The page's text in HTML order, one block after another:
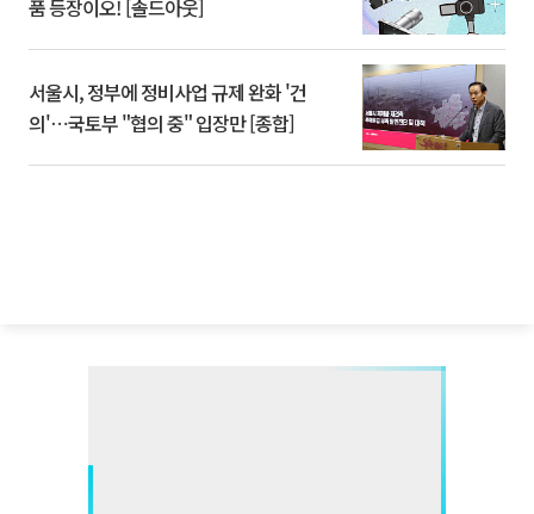
품 등장이오! [솔드아웃]
서울시, 정부에 정비사업 규제 완화 '건
의'⋯국토부 "협의 중" 입장만 [종합]